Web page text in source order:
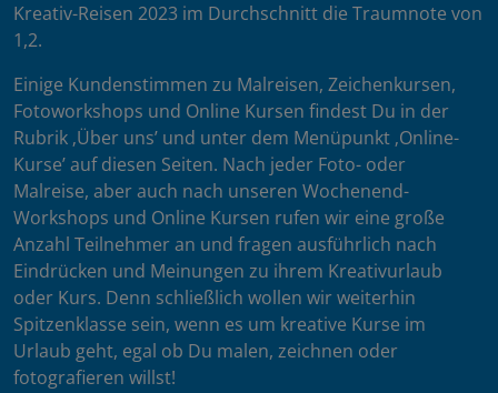
Kreativ-Reisen 2023 im Durchschnitt die Traumnote von
1,2.
Einige Kundenstimmen zu Malreisen, Zeichenkursen,
Fotoworkshops und Online Kursen findest Du in der
Rubrik ‚Über uns’ und unter dem Menüpunkt ‚Online-
Kurse’ auf diesen Seiten. Nach jeder Foto- oder
Malreise, aber auch nach unseren Wochenend-
Workshops und Online Kursen rufen wir eine große
Anzahl Teilnehmer an und fragen ausführlich nach
Eindrücken und Meinungen zu ihrem Kreativurlaub
oder Kurs. Denn schließlich wollen wir weiterhin
Spitzenklasse sein, wenn es um kreative Kurse im
Urlaub geht, egal ob Du malen, zeichnen oder
fotografieren willst!